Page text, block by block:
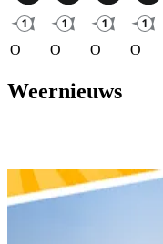
O O O O
Weernieuws